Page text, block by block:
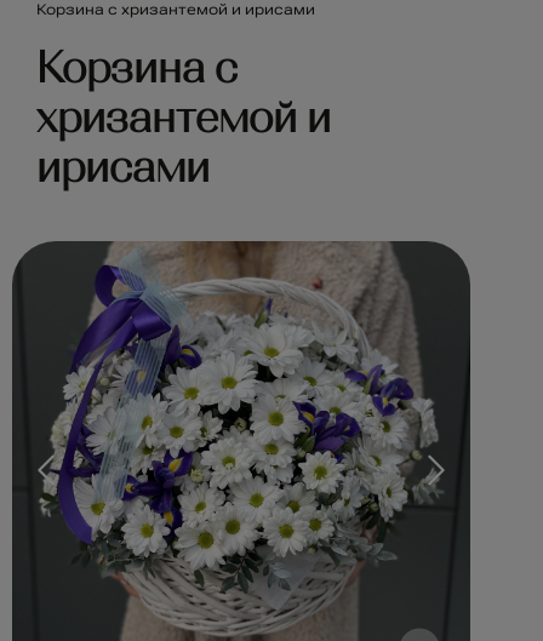
Корзина с хризантемой и ирисами
Корзина с
хризантемой и
ирисами